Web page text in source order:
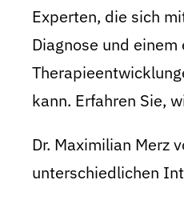
Experten, die sich
Diagnose und
kann. Erfahren Sie,
Dr. Maximilian Merz
unterschiedlichen